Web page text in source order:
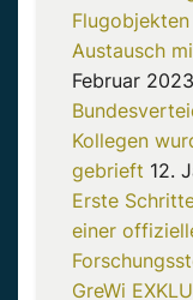
Austausch
Februar 2023
Kollegen
gebrieft 12.
Erste
einer
GreWi